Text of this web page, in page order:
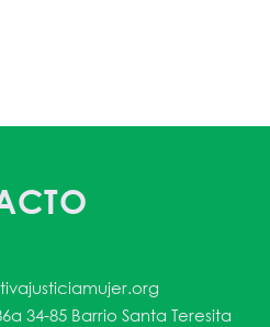
34-85 Barrio Santa Teresita